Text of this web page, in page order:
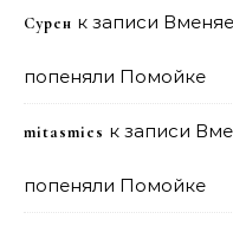
Сурен к записи
попеняли Помойке
mitasmies к записи
попеняли Помойке